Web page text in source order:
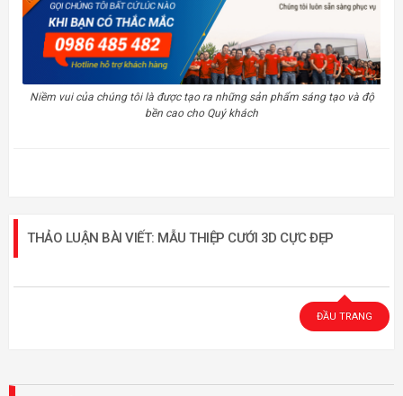
Niềm vui của chúng tôi là được tạo ra những sản phẩm sáng tạo và độ
bền cao cho Quý khách
THẢO LUẬN BÀI VIẾT: MẪU THIỆP CƯỚI 3D CỰC ĐẸP
ĐẦU TRANG